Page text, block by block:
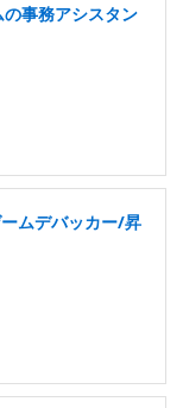
事務アシスタン
ムデバッカー/昇